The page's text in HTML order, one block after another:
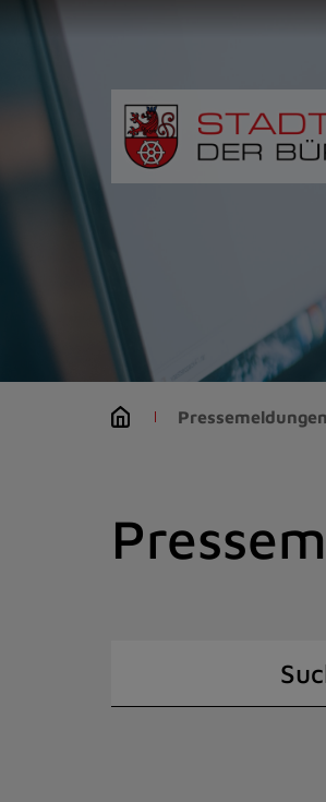
(Schnelltaste
Zum
Seitenanfang
springen
(Schnelltaste
Navigation/Menü
(Schnelltaste
Zur
Pressemeldungen